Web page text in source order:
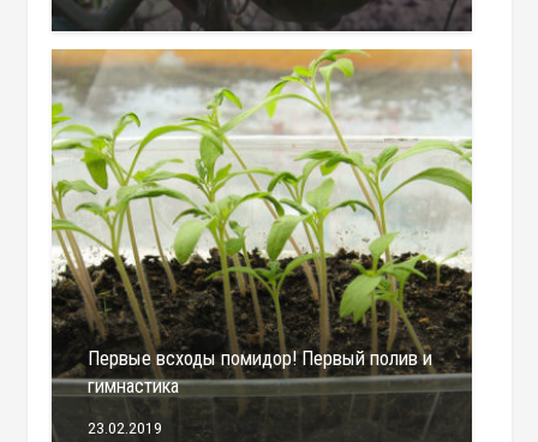
Первые всходы помидор! Первый полив и
гимнастика
23.02.2019